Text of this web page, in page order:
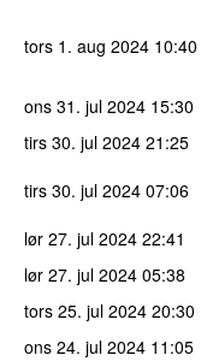
tors 1. aug 2024 10:40
ons 31. jul 2024 15:30
tirs 30. jul 2024 21:25
tirs 30. jul 2024 07:06
lør 27. jul 2024 22:41
lør 27. jul 2024 05:38
tors 25. jul 2024 20:30
ons 24. jul 2024 11:05